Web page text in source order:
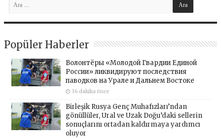
Popüler Haberler
Волонтёры «Молодой Гвардии Единой
России» ликвидируют последствия
паводков на Урале и Дальнем Востоке
36 dakika önce
Birleşik Rusya Genç Muhafızları’ndan
gönüllüler, Ural ve Uzak Doğu’daki sellerin
sonuçlarını ortadan kaldırmaya yardımcı
oluyor